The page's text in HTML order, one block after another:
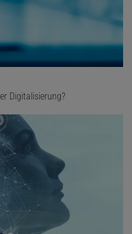
Digitalisierung?